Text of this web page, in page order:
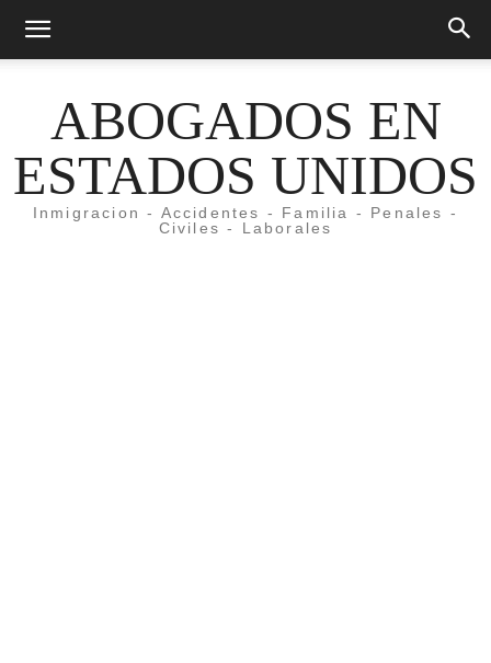
ABOGADOS EN
ESTADOS UNIDOS
Inmigracion - Accidentes - Familia - Penales -
Civiles - Laborales